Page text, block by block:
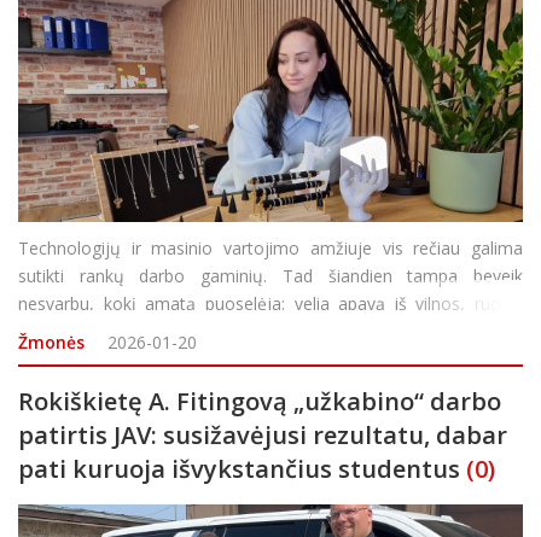
Technologijų ir masinio vartojimo amžiuje vis rečiau galima
sutikti rankų darbo gaminių. Tad šiandien tampa beveik
nesvarbu, kokį amatą puoselėja: velia apavą iš vilnos, ruošia
puošnų maistą šventėms ar kuria papuošalus, jei visa tai
žmogus daro savo rankomi
Žmonės 2026-01-20
Rokiškietę A. Fitingovą „užkabino“ darbo
patirtis JAV: susižavėjusi rezultatu, dabar
pati kuruoja išvykstančius studentus (0)